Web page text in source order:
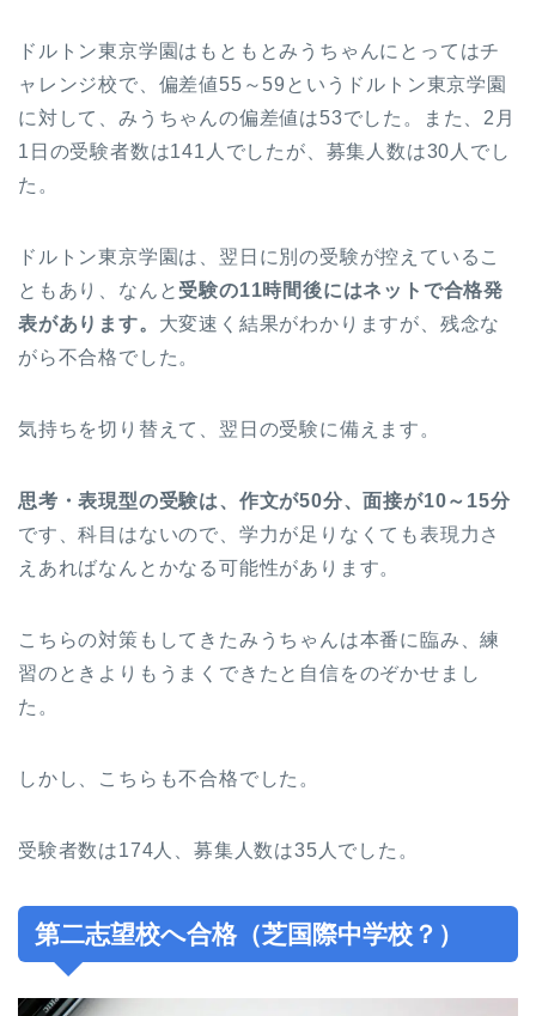
ドルトン東京学園はもともとみうちゃんにとってはチ
ャレンジ校で、偏差値55～59というドルトン東京学園
に対して、みうちゃんの偏差値は53でした。また、2月
1日の受験者数は141人でしたが、募集人数は30人でし
た。
ドルトン東京学園は、翌日に別の受験が控えているこ
ともあり、なんと 受験の11時間後にはネットで合格発
表があります。 大変速く結果がわかりますが、残念な
がら不合格でした。
気持ちを切り替えて、翌日の受験に備えます。
思考・表現型の受験は、作文が50分、面接が10～15分
です、科目はないので、学力が足りなくても表現力さ
えあればなんとかなる可能性があります。
こちらの対策もしてきたみうちゃんは本番に臨み、練
習のときよりもうまくできたと自信をのぞかせまし
た。
しかし、こちらも不合格でした。
受験者数は174人、募集人数は35人でした。
第二志望校へ合格（芝国際中学校？）